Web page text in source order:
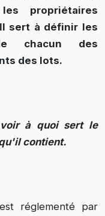
propriétaires
sert à définir les
chacun des
des lots.
à quoi sert le
contient.
réglementé par